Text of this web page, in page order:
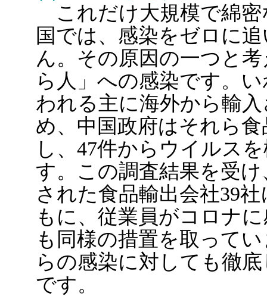
これだけ大規模で綿密
国では、感染をゼロに
ん。その原因の一つと
ら人」への感染です。
われる主に海外から輸
め、中国政府はそれら
し、47件からウイルス
す。この調査結果を受
された食品輸出会社39
もに、従業員がコロナ
も同様の措置を取って
らの感染に対しても徹
です。